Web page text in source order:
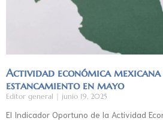
Actividad económica mexicana
estancamiento en mayo
Editor general junio 19, 2025
El Indicador Oportuno de la Actividad